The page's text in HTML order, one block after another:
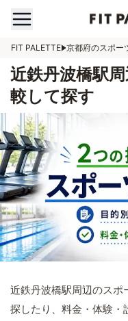
FIT PALETTE 京都府のスポー
近鉄丹波橋駅
較して探す
近鉄丹波橋駅周辺のスポ
探したり、料金・体験・